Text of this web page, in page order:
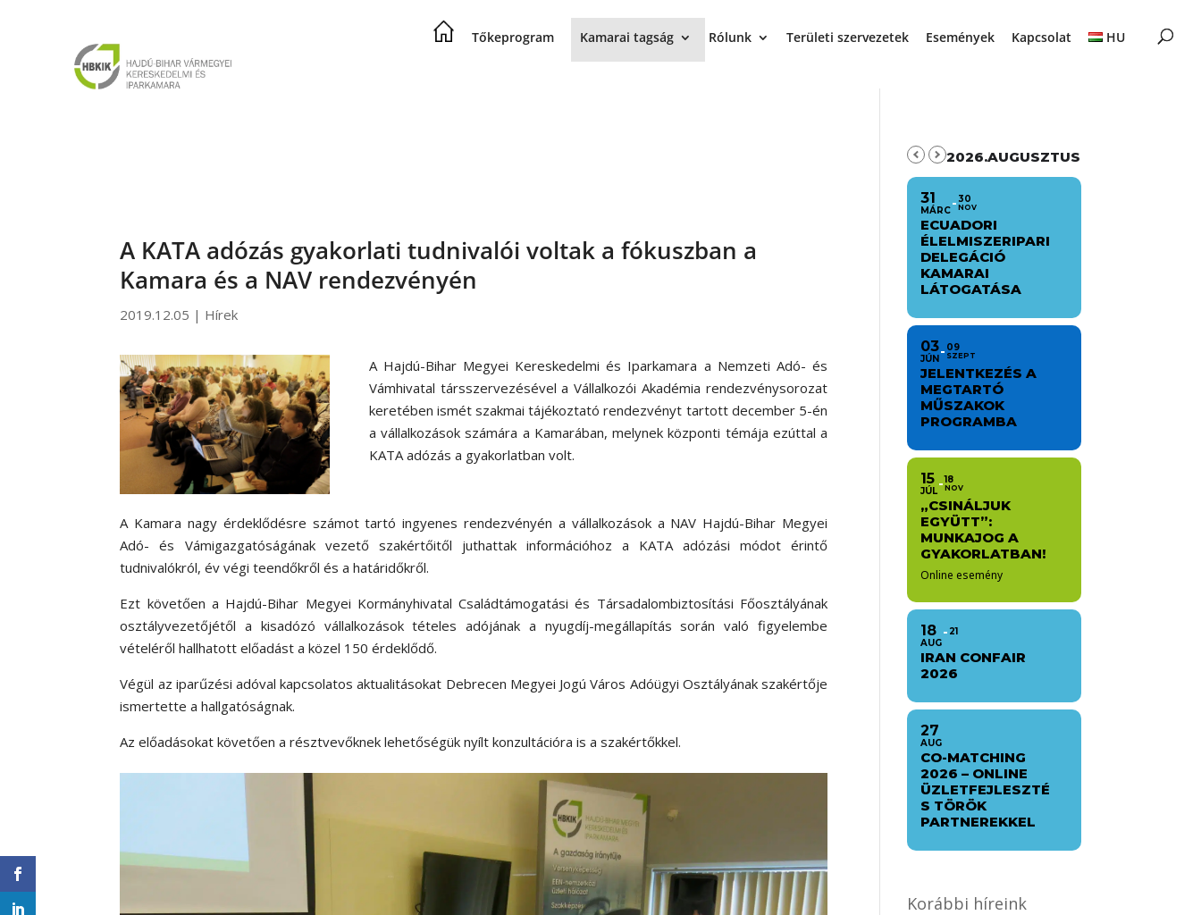
Tőkeprogram Kamarai tagság Rólunk Területi szervezetek Események Kapcsolat HU
A KATA adózás gyakorlati tudnivalói voltak a fókuszban a
Kamara és a NAV rendezvényén
2019.12.05 | Hírek
A Hajdú-Bihar Megyei Kereskedelmi és Iparkamara a Nemzeti Adó- és
Vámhivatal társszervezésével a Vállalkozói Akadémia rendezvénysorozat
keretében ismét szakmai tájékoztató rendezvényt tartott december 5-én
a vállalkozások számára a Kamarában, melynek központi témája ezúttal a
KATA adózás a gyakorlatban volt.
A Kamara nagy érdeklődésre számot tartó ingyenes rendezvényén a vállalkozások a NAV Hajdú-Bihar Megyei
Adó- és Vámigazgatóságának vezető szakértőitől juthattak információhoz a KATA adózási módot érintő
tudnivalókról, év végi teendőkről és a határidőkről.
Ezt követően a Hajdú-Bihar Megyei Kormányhivatal Családtámogatási és Társadalombiztosítási Főosztályának
osztályvezetőjétől a kisadózó vállalkozások tételes adójának a nyugdíj-megállapítás során való figyelembe
vételéről hallhatott előadást a közel 150 érdeklődő.
Végül az iparűzési adóval kapcsolatos aktualitásokat Debrecen Megyei Jogú Város Adóügyi Osztályának szakértője
ismertette a hallgatóságnak.
Az előadásokat követően a résztvevőknek lehetőségük nyílt konzultációra is a szakértőkkel.
2026.AUGUSZTUS
31
MÁRC
30
NOV
ECUADORI
ÉLELMISZERIPARI
DELEGÁCIÓ
KAMARAI
LÁTOGATÁSA
03
JÚN
09
SZEPT
JELENTKEZÉS A
MEGTARTÓ
MŰSZAKOK
PROGRAMBA
15
JÚL
18
NOV
„CSINÁLJUK
EGYÜTT”:
MUNKAJOG A
GYAKORLATBAN!
Online esemény
18
AUG
21
IRAN CONFAIR
2026
27
AUG
CO-MATCHING
2026 – ONLINE
ÜZLETFEJLESZTÉ
S TÖRÖK
PARTNEREKKEL
Korábbi híreink